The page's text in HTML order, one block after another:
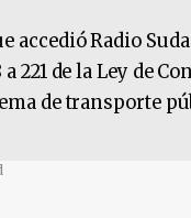
accedió Radio
221 de la Ley de
de transporte